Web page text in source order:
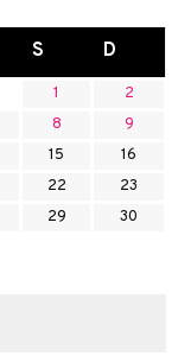
S D
1
2
8
9
15
16
22
23
29
30